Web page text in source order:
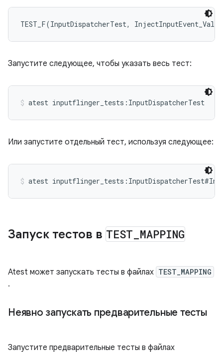
TEST_F(InputDispatcherTest,
Запустите следующее, чтобы указать весь тест:
atest inputflinger_tests:InputDispatcherTest
Или запустите отдельный тест, используя следующее:
atest
Запуск тестов в TEST MAPPING
Atest может запускать тесты в файлах TEST_MAPPING
.
Неявно запускать предварительные тесты
Запустите предварительные тесты в файлах